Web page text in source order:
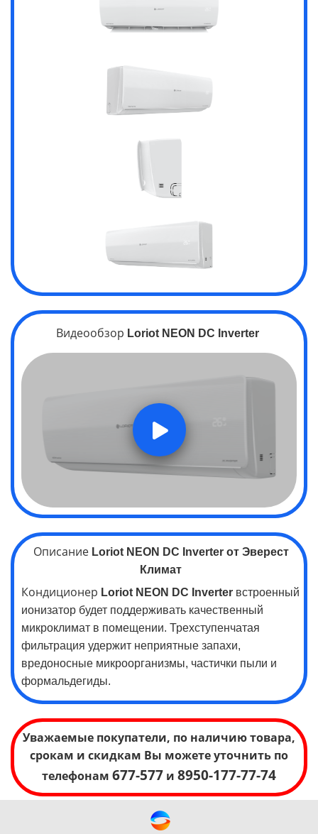
Видеообзор Loriot NEON DC Inverter
Описание Loriot NEON DC Inverter от Эверест
Климат
Кондиционер Loriot NEON DC Inverter встроенный
ионизатор будет поддерживать качественный
микроклимат в помещении. Трехступенчатая
фильтрация удержит неприятные запахи,
вредоносные микроорганизмы, частички пыли и
формальдегиды.
Уважаемые покупатели, по наличию товара,
срокам и скидкам Вы можете уточнить по
телефонам 677-577 и 8950-177-77-74